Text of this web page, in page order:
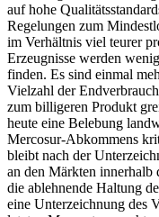
auf hohe
Regelungen zum
im Verhältnis viel teurer
Erzeugnisse werden
finden. Es sind einmal
Vielzahl der
zum billigeren Produkt
heute eine Belebung
Mercosur-Abkommens
bleibt nach der
an den Märkten innerhalb
die ablehnende Haltung
eine Unterzeichnung des